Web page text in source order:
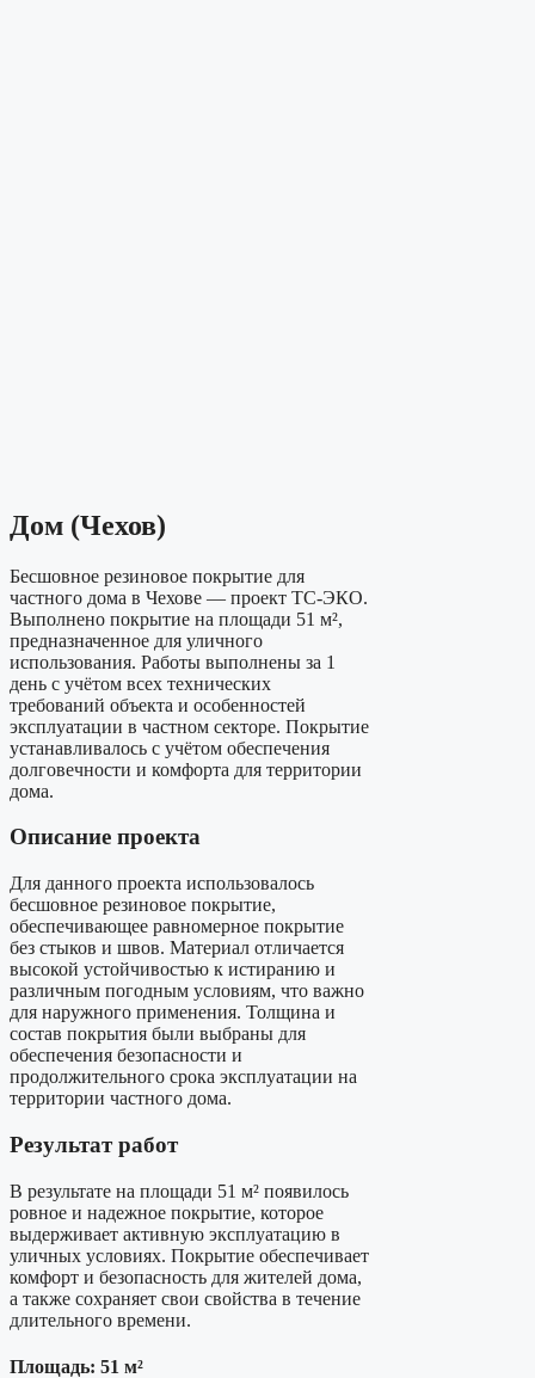
Дом (Чехов)
Бесшовное резиновое покрытие для
частного дома в Чехове — проект ТС-ЭКО.
Выполнено покрытие на площади 51 м²,
предназначенное для уличного
использования. Работы выполнены за 1
день с учётом всех технических
требований объекта и особенностей
эксплуатации в частном секторе. Покрытие
устанавливалось с учётом обеспечения
долговечности и комфорта для территории
дома.
Описание проекта
Для данного проекта использовалось
бесшовное резиновое покрытие,
обеспечивающее равномерное покрытие
без стыков и швов. Материал отличается
высокой устойчивостью к истиранию и
различным погодным условиям, что важно
для наружного применения. Толщина и
состав покрытия были выбраны для
обеспечения безопасности и
продолжительного срока эксплуатации на
территории частного дома.
Результат работ
В результате на площади 51 м² появилось
ровное и надежное покрытие, которое
выдерживает активную эксплуатацию в
уличных условиях. Покрытие обеспечивает
комфорт и безопасность для жителей дома,
а также сохраняет свои свойства в течение
длительного времени.
Площадь: 51 м²